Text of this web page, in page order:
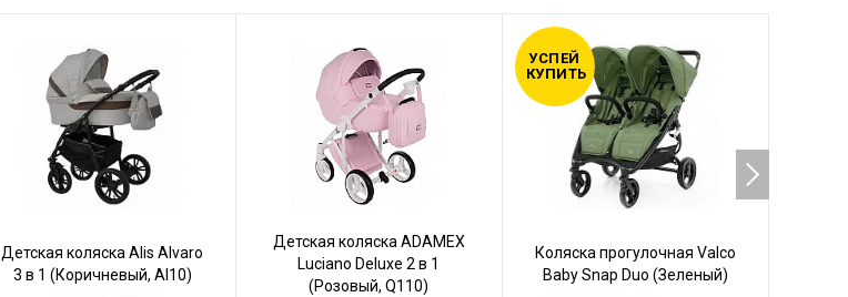
Детская коляска Alis Alvaro
3 в 1 (Коричневый, Al10)
Детская коляска ADAMEX
Luciano Deluxe 2 в 1
(Розовый, Q110)
Коляска прогулочная Valco
Baby Snap Duo (Зеленый)
УСПЕЙ
КУПИТЬ